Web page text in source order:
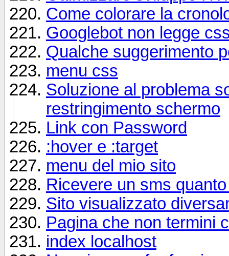
Come colorare la
Googlebot non legge
Qualche suggerimento
menu css
Soluzione al problema
restringimento schermo
Link con Password
:hover e :target
menu del mio sito
Ricevere un sms
Sito visualizzato
Pagina che non termini
index localhost